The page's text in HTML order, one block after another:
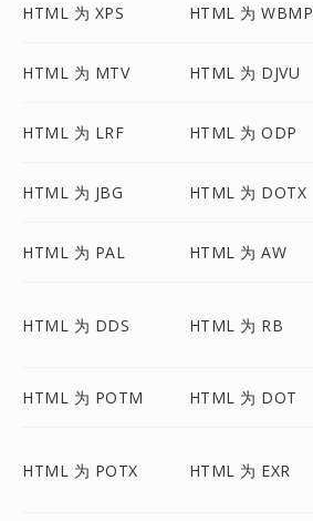
HTML 为 XPS HTML 为 WBMP
HTML 为 MTV HTML 为 DJVU
HTML 为 LRF HTML 为 ODP
HTML 为 JBG HTML 为 DOTX
HTML 为 PAL HTML 为 AW
HTML 为 DDS HTML 为 RB
HTML 为 POTM HTML 为 DOT
HTML 为 POTX HTML 为 EXR